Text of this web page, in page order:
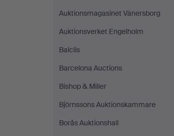
Auktionsmagasinet Vänersborg
Auktionsverket Engelholm
Balclis
Barcelona Auctions
Bishop & Miller
Björnssons Auktionskammare
Borås Auktionshall